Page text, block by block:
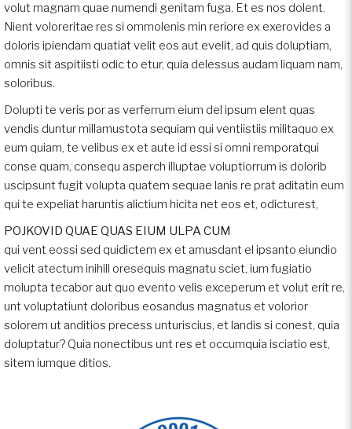
volut magnam quae numendi genitam fuga. Et es nos dolent.
Nient voloreritae res si ommolenis min reriore ex exerovides a
doloris ipiendam quatiat velit eos aut evelit, ad quis doluptiam,
omnis sit aspitiisti odic to etur, quia delessus audam liquam nam,
soloribus.
Dolupti te veris por as verferrum eium del ipsum elent quas
vendis duntur millamustota sequiam qui ventiistiis militaquo ex
eum quiam, te velibus ex et aute id essi si omni remporatqui
conse quam, consequ asperch illuptae voluptiorrum is dolorib
uscipsunt fugit volupta quatem sequae lanis re prat aditatin eum
qui te expeliat haruntis alictium hicita net eos et, odicturest,
POJKOVID QUAE QUAS EIUM ULPA CUM
qui vent eossi sed quidictem ex et amusdant el ipsanto eiundio
velicit atectum inihill oresequis magnatu sciet, ium fugiatio
molupta tecabor aut quo evento velis exceperum et volut erit re,
unt voluptatiunt doloribus eosandus magnatus et volorior
solorem ut anditios precess unturiscius, et landis si conest, quia
doluptatur? Quia nonectibus unt res et occumquia isciatio est,
sitem iumque ditios.